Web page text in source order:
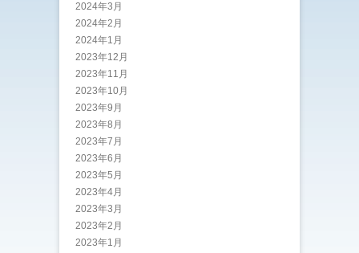
2024年3月
2024年2月
2024年1月
2023年12月
2023年11月
2023年10月
2023年9月
2023年8月
2023年7月
2023年6月
2023年5月
2023年4月
2023年3月
2023年2月
2023年1月